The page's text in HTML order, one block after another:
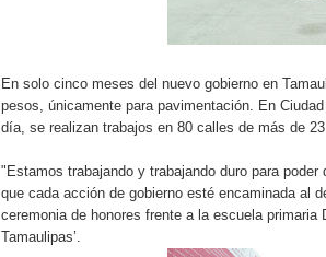
En solo cinco meses del nuevo gobierno en
pesos, únicamente para pavimentación. En
día, se realizan trabajos en 80 calles de más de
"Estamos trabajando y trabajando duro para
que cada acción de gobierno esté encaminada al
ceremonia de honores frente a la escuela primaria
Tamaulipas’.